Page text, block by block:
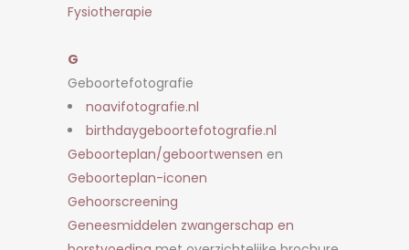
Fysiotherapie
G
Geboortefotografie
noavifotografie.nl
birthdaygeboortefotografie.nl
Geboorteplan/geboortwensen en
Geboorteplan-iconen
Gehoorscreening
Geneesmiddelen zwangerschap en